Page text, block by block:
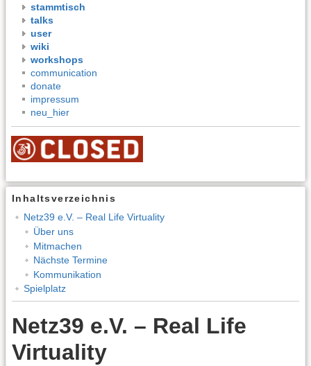
stammtisch
talks
user
wiki
workshops
communication
donate
impressum
neu_hier
Inhaltsverzeichnis
Netz39 e.V. – Real Life Virtuality
Über uns
Mitmachen
Nächste Termine
Kommunikation
Spielplatz
Netz39 e.V. – Real Life
Virtuality